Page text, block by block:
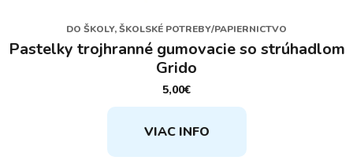
DO ŠKOLY, ŠKOLSKÉ POTREBY/PAPIERNICTVO
Pastelky trojhranné gumovacie so strúhadlom
Grido
5,00€
VIAC INFO